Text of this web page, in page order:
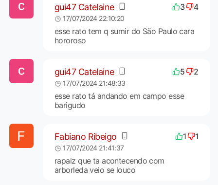
gui47 Catelaine 3 4
17/07/2024 22:10:20
esse rato tem q sumir do São Paulo cara
hororoso
gui47 Catelaine 5 2
17/07/2024 21:48:33
esse rato tá andando em campo esse
barigudo
Fabiano Ribeigo 1 1
17/07/2024 21:41:37
rapaiz que ta acontecendo com
arborleda veio se louco